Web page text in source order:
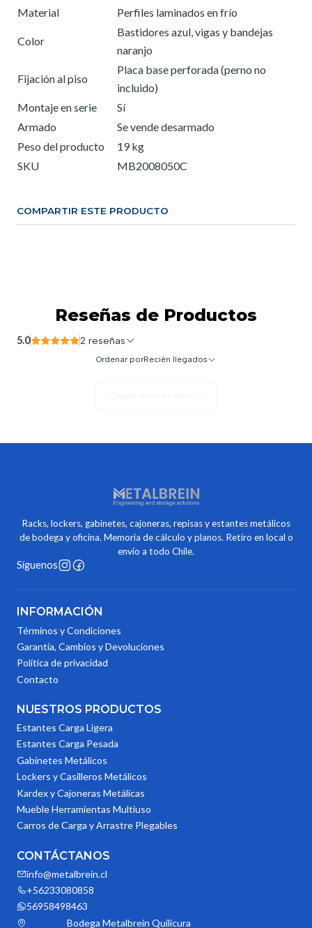
Material Perfiles laminados en frío
Color
Bastidores azul, vigas y bandejas
naranjo
Fijación al piso
Placa base perforada (perno no
incluido)
Montaje en serie
Sí
Armado
Se vende desarmado
Peso del producto
19 kg
SKU
MB2008050C
COMPARTIR ESTE PRODUCTO
Reseñas de Productos
5.0 2 reseñas
Ordenar porRecién llegados
Racks, lockers, gabinetes, cajoneras, repisas y estantes metálicos
de bodega y oficina. Memoria de cálculo y planos. Retiro en local o
envío a todo Chile.
Síguenos
INFORMACIÓN
Términos y Condiciones
Garantía, Cambios y Devoluciones
Política de privacidad
Contacto
NUESTROS PRODUCTOS
Estantes Carga Ligera
Estantes Carga Pesada
Gabinetes Metálicos
Lockers y Casilleros Metálicos
Kardex y Cajoneras Metálicas
Mueble Herramientas Multiuso
Carros de Carga y Arrastre Plegables
CONTÁCTANOS
info@metalbrein.cl
+56233080858
56958498463
Bodega Metalbrein Quilicura